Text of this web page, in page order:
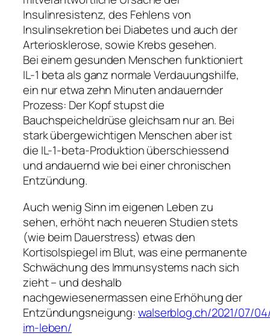
Insulinresistenz, des Fehlens von
Insulinsekretion bei Diabetes und auch der
Arteriosklerose, sowie Krebs gesehen.
Bei einem gesunden Menschen funktioniert
IL-1 beta als ganz normale Verdauungshilfe,
ein nur etwa zehn Minuten andauernder
Prozess: Der Kopf stupst die
Bauchspeicheldrüse gleichsam nur an. Bei
stark übergewichtigen Menschen aber ist
die IL-1-beta-Produktion überschiessend
und andauernd wie bei einer chronischen
Entzündung.
Auch wenig Sinn im eigenen Leben zu
sehen, erhöht nach neueren Studien stets
(wie beim Dauerstress) etwas den
Kortisolspiegel im Blut, was eine permanente
Schwächung des Immunsystems nach sich
zieht – und deshalb
nachgewiesenermassen eine Erhöhung der
Entzündungsneigung:walserblog.ch/2021/07/
im-leben/